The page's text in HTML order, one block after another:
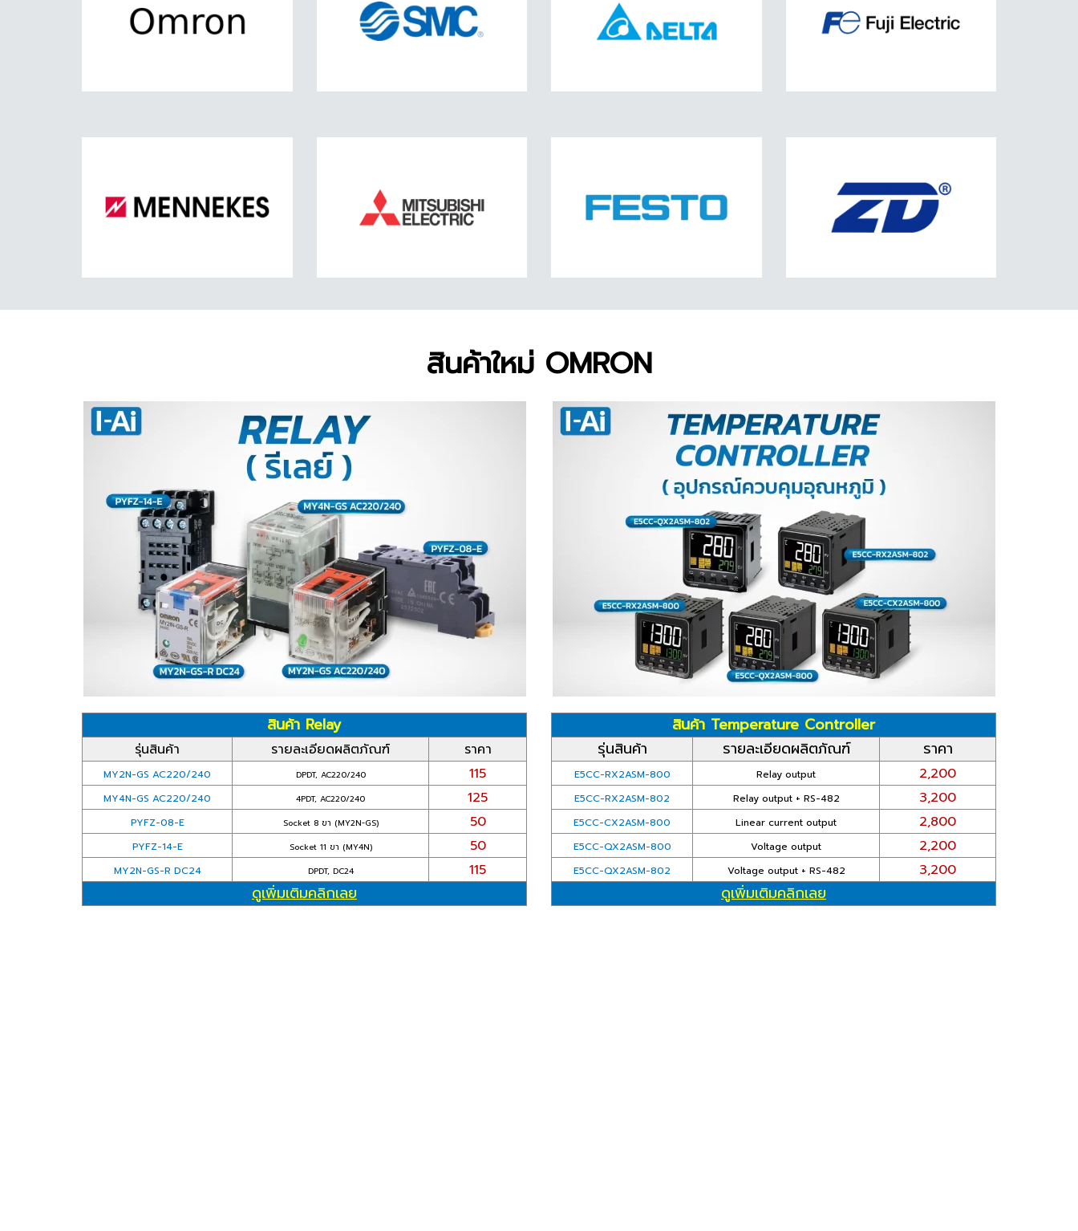
สินค้าใหม่ OMRON
สินค้า Relay
รุ่นสินค้า รายละเอียดผลิตภัณฑ์ ราคา
MY2N-GS AC220/240 DPDT, AC220/240 115
MY4N-GS AC220/240 4PDT, AC220/240 125
PYFZ-08-E Socket 8 ขา (MY2N-GS) 50
PYFZ-14-E Socket 11 ขา (MY4N) 50
MY2N-GS-R DC24 DPDT, DC24 115
ดูเพิ่มเติมคลิกเลย
สินค้า Temperature Controller
รุ่นสินค้า
รายละเอียดผลิตภัณฑ์ ราคา
E5CC-RX2ASM-800 Relay output 2,200
E5CC-RX2ASM-802 Relay output + RS-482 3,200
E5CC-CX2ASM-800 Linear current output 2,800
E5CC-QX2ASM-800 Voltage output 2,200
E5CC-QX2ASM-802 Voltage output + RS-482 3,200
ดูเพิ่มเติมคลิกเลย